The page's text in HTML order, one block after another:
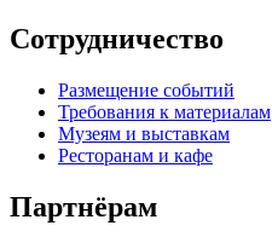
Сотрудничество
Размещение событий
Требования к материалам
Музеям и выставкам
Ресторанам и кафе
Партнёрам